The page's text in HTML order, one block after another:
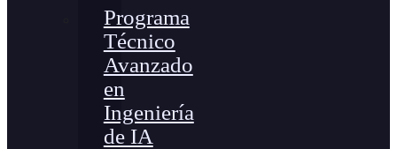
Programa
Técnico
Avanzado
en
Ingeniería
de IA